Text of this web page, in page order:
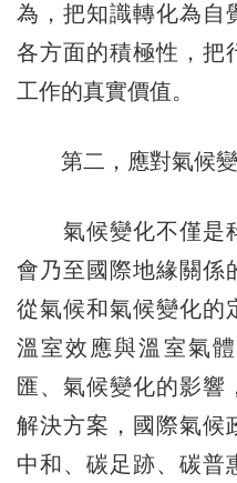
為，把知識轉化為自
各方面的積極性，把
工作的真實價值。
第二，應對氣候變
氣候變化不僅是
會乃至國際地緣關係
從氣候和氣候變化的
溫室效應與溫室氣
匯、氣候變化的影響
解決方案，國際氣候
中和、碳足跡、碳普